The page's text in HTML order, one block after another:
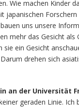
Wie machen Kinder
japanischen
uns unsere
mehr das Gesicht als
sie ein Gesicht
drehen sich
an der Universität
geraden Linie. Ich